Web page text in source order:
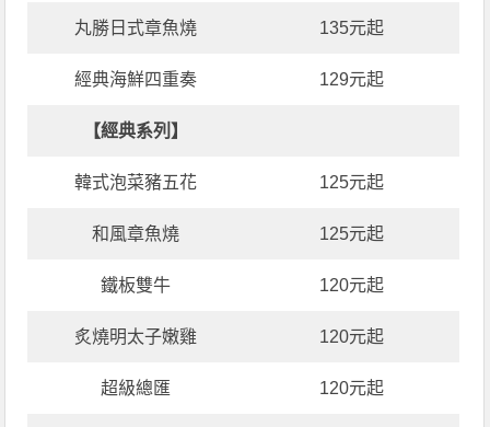
丸勝日式章魚燒 135元起
經典海鮮四重奏 129元起
【經典系列】
韓式泡菜豬五花 125元起
和風章魚燒 125元起
鐵板雙牛 120元起
炙燒明太子嫩雞 120元起
超級總匯 120元起